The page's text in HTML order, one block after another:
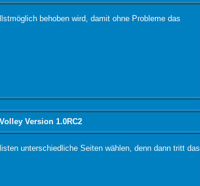
behoben wird, damit ohne Probleme das
Version 1.0RC2
unterschiedliche Seiten wählen, denn dann tritt das